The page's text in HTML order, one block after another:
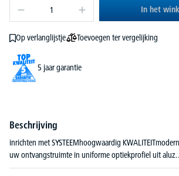
In het
Op verlanglijstje Toevoegen ter vergelijking
5 jaar garantie
Beschrijving
inrichten met SYSTEEMhoogwaardig
uw ontvangstruimte in uniforme optiekprofiel uit